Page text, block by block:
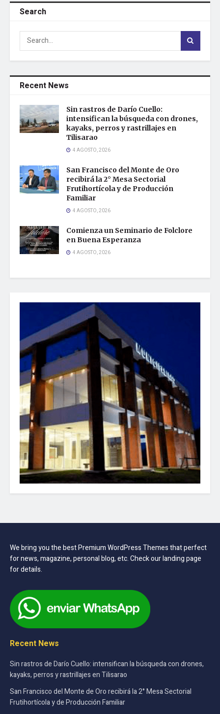
Search
Recent News
Sin rastros de Darío Cuello:
intensifican la búsqueda con drones,
kayaks, perros y rastrillajes en
Tilisarao
4 AGOSTO, 2026
San Francisco del Monte de Oro
recibirá la 2° Mesa Sectorial
Frutihortícola y de Producción
Familiar
4 AGOSTO, 2026
Comienza un Seminario de Folclore
en Buena Esperanza
4 AGOSTO, 2026
We bring you the best Premium WordPress Themes that perfect
for news, magazine, personal blog, etc. Check our landing page
for details.
Recent News
Sin rastros de Darío Cuello: intensifican la búsqueda con drones,
kayaks, perros y rastrillajes en Tilisarao
San Francisco del Monte de Oro recibirá la 2° Mesa Sectorial
Frutihortícola y de Producción Familiar